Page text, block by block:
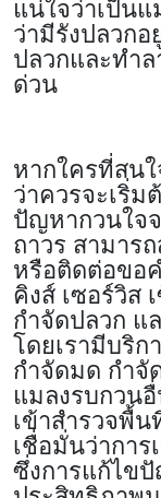
แน่ใจว่าเป็น
ว่ามีรังปลวก
ปลวกและทำ
ด่วน
หากใครที่สน
ว่าควรจะเริ่ม
ปัญหากวนใจ
ถาวร สามาร
หรือติดต่อขอ
คิงส์ เซอร์วิส
กำจัดปลวก แ
โดยเรามีบริก
กำจัดมด กำจั
แมลงรบกวน
เข้าสำรวจพื้น
เชื่อมั่นว่ากา
ซึ่งการแก้ไข